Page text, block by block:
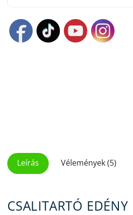
Leírás Vélemények (5)
CSALITARTÓ